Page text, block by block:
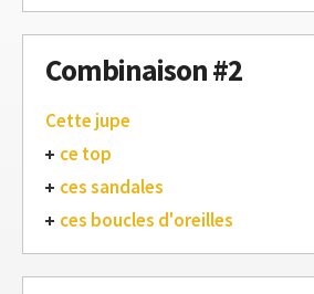
Combinaison #2
Cette jupe
ce top
ces sandales
ces boucles d'oreilles